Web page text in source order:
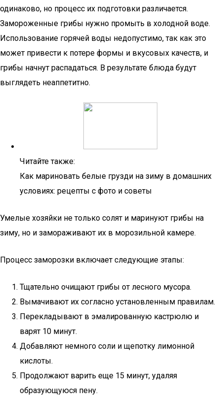
одинаково, но процесс их подготовки различается.
Замороженные грибы нужно промыть в холодной воде.
Использование горячей воды недопустимо, так как это
может привести к потере формы и вкусовых качеств, и
грибы начнут распадаться. В результате блюда будут
выглядеть неаппетитно.
Читайте также:
Как мариновать белые грузди на зиму в домашних
условиях: рецепты с фото и советы
Умелые хозяйки не только солят и маринуют грибы на
зиму, но и замораживают их в морозильной камере.
Процесс заморозки включает следующие этапы:
Тщательно очищают грибы от лесного мусора.
Вымачивают их согласно установленным правилам.
Перекладывают в эмалированную кастрюлю и
варят 10 минут.
Добавляют немного соли и щепотку лимонной
кислоты.
Продолжают варить еще 15 минут, удаляя
образующуюся пену.